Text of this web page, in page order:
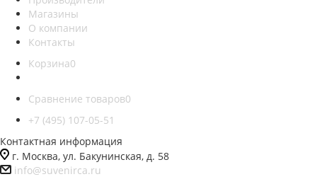
Магазины
О компании
Контакты
Корзина0
Сравнение товаров0
+7 (495) 107-05-51
Контактная информация
г. Москва, ул. Бакунинская, д. 58
info@suvenirca.ru